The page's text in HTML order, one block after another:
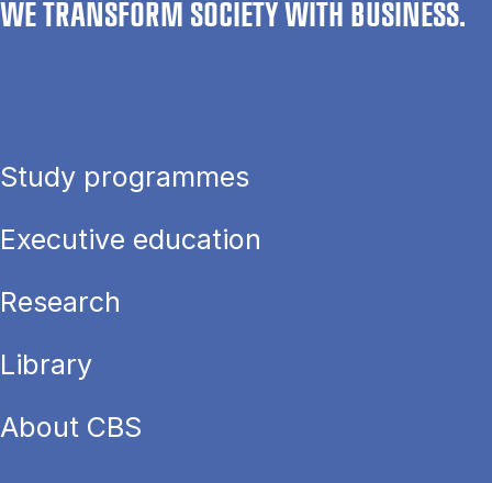
WE TRANSFORM SOCIETY WITH BUSINESS.
Study programmes
Executive education
Research
Library
About CBS